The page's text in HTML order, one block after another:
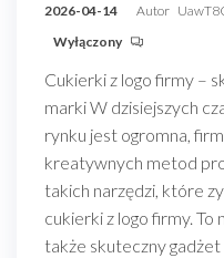
2026-04-14 Autor
Wyłączony
Cukierki z logo firmy –
marki W dzisiejszych
rynku jest ogromna,
kreatywnych metod
takich narzędzi, które
cukierki z logo firmy. To
także skuteczny